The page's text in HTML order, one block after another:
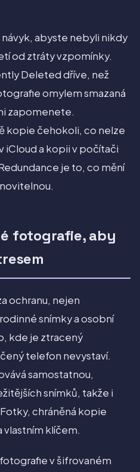
abyste nebyli nikdy
od ztráty vzpomínky.
Deleted dříve, než
omylem smazaná
zapomenete.
kopie čehokoli, co nelze
iCloud a kopii v počítači
je to, co mění
fotografie, aby
ochranu, nejen
snímky a osobní
kde je ztracený
telefon nevystaví.
samostatnou,
snímků, takže i
chráněná kopie
vlastním klíčem.
v šifrovaném